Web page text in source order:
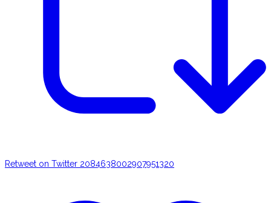
Retweet on Twitter 2084638002907951320